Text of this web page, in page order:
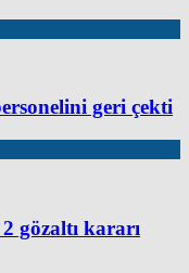
geri çekti
gözaltı kararı